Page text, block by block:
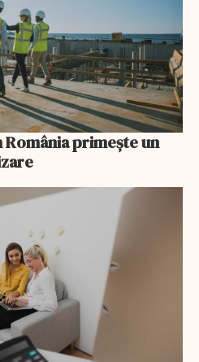
primește un